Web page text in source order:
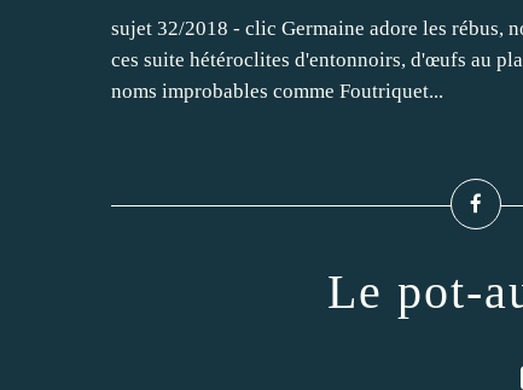
sujet 32/2018 - clic Germaine adore les rébus,
ces suite hétéroclites d'entonnoirs, d'œufs au
noms improbables comme Foutriquet...
Le pot-